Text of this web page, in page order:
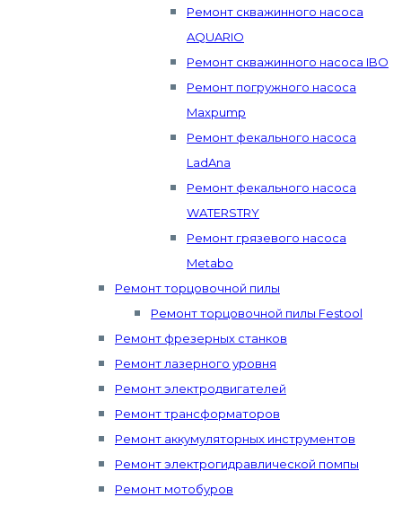
Ремонт скважинного насоса
AQUARIO
Ремонт скважинного насоса IBO
Ремонт погружного насоса
Maxpump
Ремонт фекального насоса
LadAna
Ремонт фекального насоса
WATERSTRY
Ремонт грязевого насоса
Metabo
Ремонт торцовочной пилы
Ремонт торцовочной пилы Festool
Ремонт фрезерных станков
Ремонт лазерного уровня
Ремонт электродвигателей
Ремонт трансформаторов
Ремонт аккумуляторных инструментов
Ремонт электрогидравлической помпы
Ремонт мотобуров